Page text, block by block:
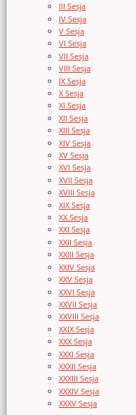
III Sesja
IV Sesja
V Sesja
VI Sesja
VII Sesja
VIII Sesja
IX Sesja
X Sesja
XI Sesja
XII Sesja
XIII Sesja
XIV Sesja
XV Sesja
XVI Sesja
XVII Sesja
XVIII Sesja
XIX Sesja
XX Sesja
XXI Sesja
XXII Sesja
XXIII Sesja
XXIV Sesja
XXV Sesja
XXVI Sesja
XXVII Sesja
XXVIII Sesja
XXIX Sesja
XXX Sesja
XXXI Sesja
XXXII Sesja
XXXIII Sesja
XXXIV Sesja
XXXV Sesja